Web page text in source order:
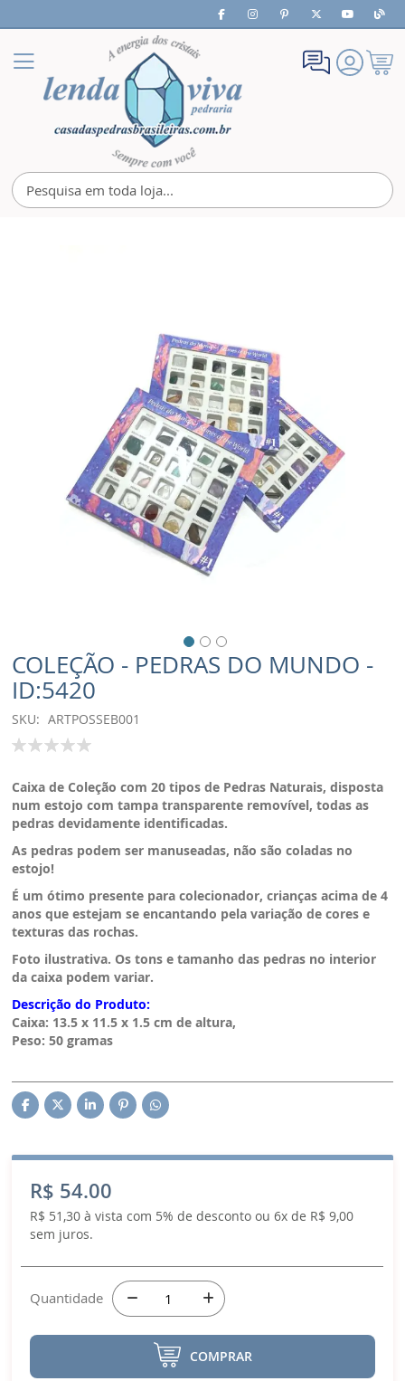
Nav
Meu
COLEÇÃO - PEDRAS DO MUNDO -
ID:5420
SKU
ARTPOSSEB001
Classificação:
Caixa de Coleção com 20 tipos de Pedras Naturais, disposta
num estojo com tampa transparente removível, todas as
pedras devidamente identificadas.
As pedras podem ser manuseadas, não são coladas no
estojo!
É um ótimo presente para colecionador, crianças acima de 4
anos que estejam se encantando pela variação de cores e
texturas das rochas.
Foto ilustrativa. Os tons e tamanho das pedras no interior
da caixa podem variar.
Descrição do Produto:
Caixa: 13.5 x 11.5 x 1.5 cm de altura,
Peso: 50 gramas
R$ 54.00
R$ 51,30 à vista com 5% de desconto ou 6x de R$ 9,00
sem juros.
Quantidade
COMPRAR